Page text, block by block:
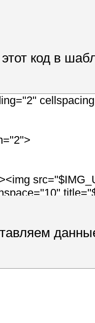
код в